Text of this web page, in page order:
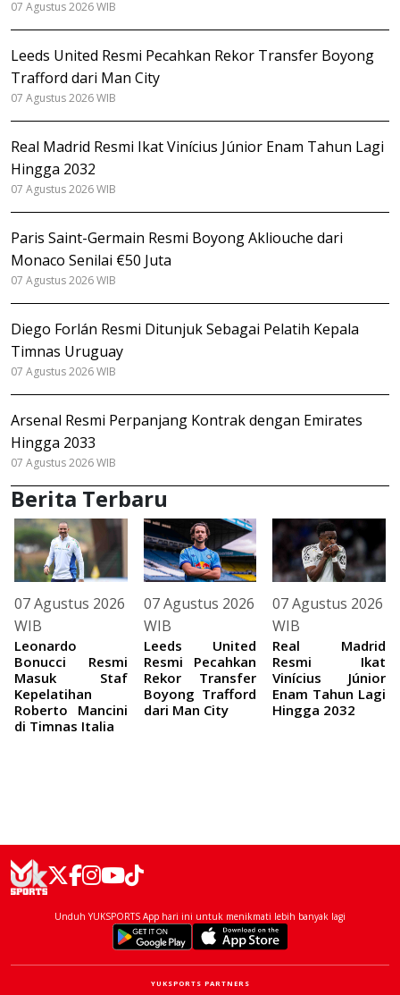
07 Agustus 2026 WIB
Leeds United Resmi Pecahkan Rekor Transfer Boyong
Trafford dari Man City
07 Agustus 2026 WIB
Real Madrid Resmi Ikat Vinícius Júnior Enam Tahun Lagi
Hingga 2032
07 Agustus 2026 WIB
Paris Saint-Germain Resmi Boyong Akliouche dari
Monaco Senilai €50 Juta
07 Agustus 2026 WIB
Diego Forlán Resmi Ditunjuk Sebagai Pelatih Kepala
Timnas Uruguay
07 Agustus 2026 WIB
Arsenal Resmi Perpanjang Kontrak dengan Emirates
Hingga 2033
07 Agustus 2026 WIB
Berita Terbaru
07 Agustus 2026
WIB
Leonardo
Bonucci Resmi
Masuk Staf
Kepelatihan
Roberto Mancini
di Timnas Italia
07 Agustus 2026
WIB
Leeds United
Resmi Pecahkan
Rekor Transfer
Boyong Trafford
dari Man City
07 Agustus 2026
WIB
Real Madrid
Resmi Ikat
Vinícius Júnior
Enam Tahun Lagi
Hingga 2032
Unduh YUKSPORTS App hari ini untuk menikmati lebih banyak lagi
YUKSPORTS PARTNERS